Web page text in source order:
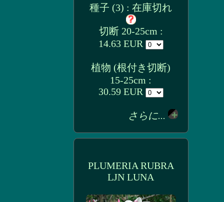
種子 (3) : 在庫切れ
切断 20-25cm :
14.63 EUR
植物 (根付き切断)
15-25cm :
30.59 EUR
さらに...
PLUMERIA RUBRA
LJN LUNA